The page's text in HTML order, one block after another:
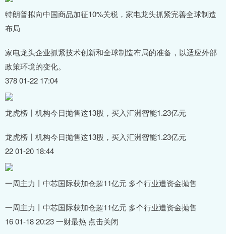
特朗普拟向中国商品加征10%关税，家电龙头抓紧完善全球制造
布局
家电龙头企业抓紧技术创新和全球制造布局的准备，以适应外部
政策环境的变化。
378 01-22 17:04
龙虎榜丨机构今日抛售这13股，买入汇洲智能1.23亿元
龙虎榜丨机构今日抛售这13股，买入汇洲智能1.23亿元
22 01-20 18:44
一周主力丨中芯国际获加仓超11亿元 多个行业遭资金抛售
一周主力丨中芯国际获加仓超11亿元 多个行业遭资金抛售
16 01-18 20:23 一财最热 点击关闭